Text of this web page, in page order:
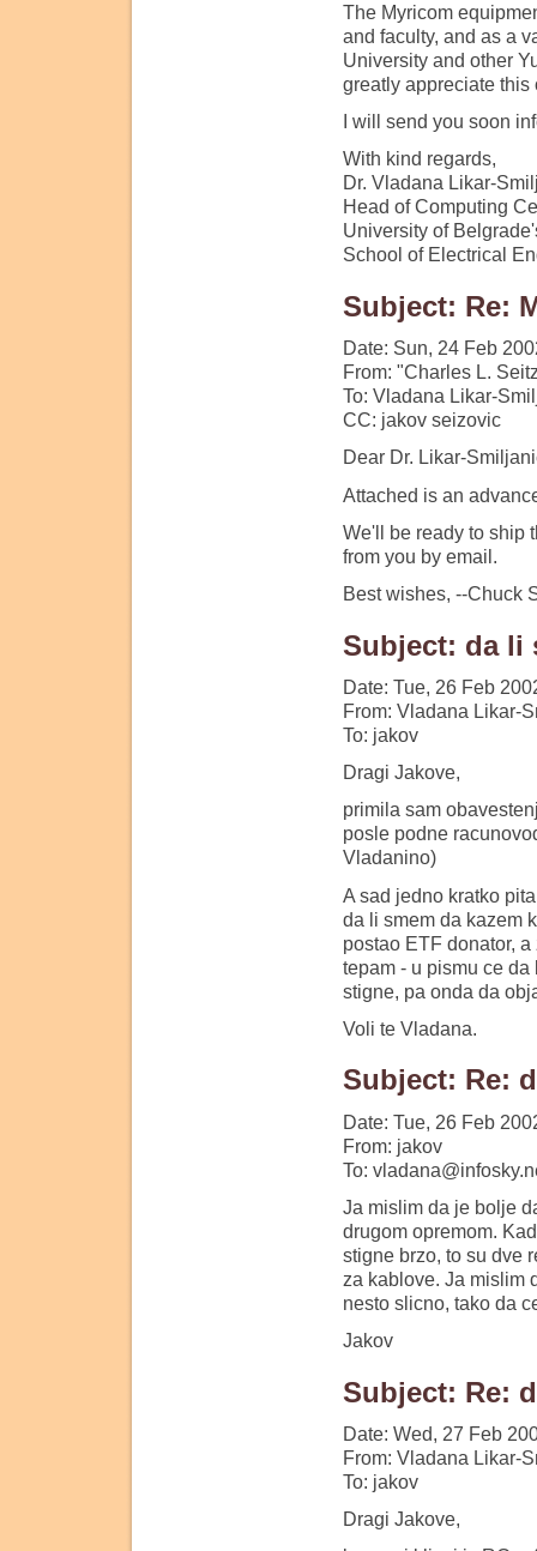
The Myricom
and faculty, and as a
University and other
greatly appreciate this
I will send you soon
With kind regards,
Dr. Vladana Likar-
Head of Computing
University of
School of Electrical
Subject: Re:
Date: Sun, 24 Feb
From: "Charles L.
To: Vladana Likar-
CC: jakov seizovic
Dear Dr. Likar-
Attached is an
We'll be ready to ship
from you by email.
Best wishes, --Chuck
Subject: da li
Date: Tue, 26 Feb
From: Vladana Likar-
To: jakov
Dragi Jakove,
primila sam
posle podne
Vladanino)
A sad jedno kratko
da li smem da kazem
postao ETF donator,
tepam - u pismu ce
stigne, pa onda da
Voli te Vladana.
Subject: Re:
Date: Tue, 26 Feb
From: jakov
To:
Ja mislim da je bolje
drugom opremom.
stigne brzo, to su dve
za kablove. Ja mislim
nesto slicno, tako da
Jakov
Subject: Re:
Date: Wed, 27 Feb
From: Vladana Likar-
To: jakov
Dragi Jakove,